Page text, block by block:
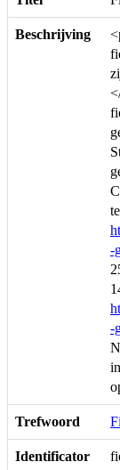
Beschrijving
-
-
Trefwoord
Identificator